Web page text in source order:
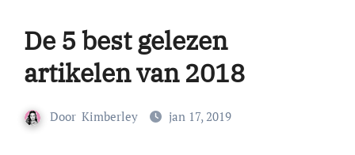
De 5 best gelezen
artikelen van 2018
Door Kimberley jan 17, 2019